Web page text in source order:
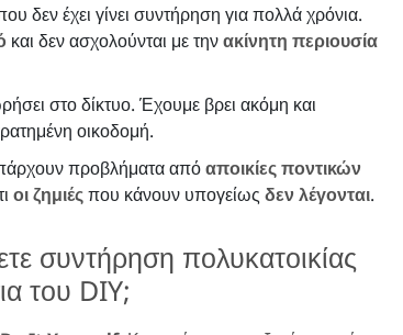
δεν έχει γίνει συντήρηση για πολλά χρόνια.
και δεν ασχολούνται με τηνακίνητη περιουσία
στο δίκτυο. Έχουμε βρει ακόμη και
οικοδομή.
προβλήματα απόαποικίες ποντικών
οι ζημιέςπου κάνουν υπογείως δεν λέγονται.
συντήρηση πολυκατοικίας
του DIY;